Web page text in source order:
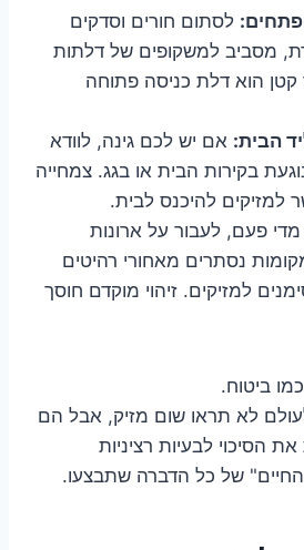
לסתום חורים וסדקים
מסביב למשקופים של דלתות
קטן הוא דלת כניסה פתוחה
הבית: אם יש לכם גינה, לוודא
בקירות הבית או בגג. צמחייה
למזיקים להיכנס לבית.
מדי פעם, לעבור על ארונות
נסתרים מאחורי רהיטים
למזיקים. זיהוי מוקדם חוסך
ביטוח.
לא תראו שום מזיק, אבל הם
הסיכוי לבעיות רציניות
של כל הדברה שתבצעו.